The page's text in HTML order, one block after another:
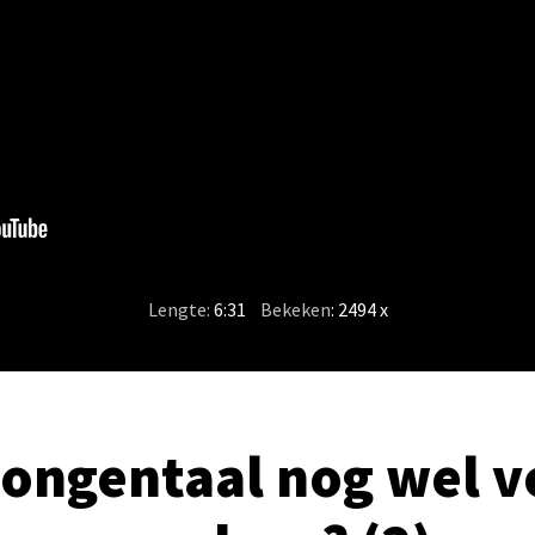
Lengte: 6:31 Bekeken: 2494 x
nog wel